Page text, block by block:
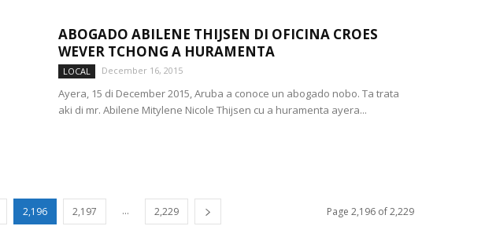
ABOGADO ABILENE THIJSEN DI OFICINA CROES
WEVER TCHONG A HURAMENTA
LOCAL December 16, 2015
Ayera, 15 di December 2015, Aruba a conoce un abogado nobo. Ta trata
aki di mr. Abilene Mitylene Nicole Thijsen cu a huramenta ayera...
2,196 2,197 ... 2,229 Page 2,196 of 2,229